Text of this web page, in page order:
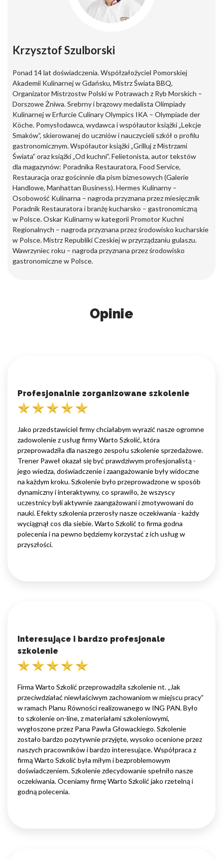
Krzysztof Szulborski
Ponad 14 lat doświadczenia. Współzałożyciel Pomorskiej
Akademii Kulinarnej w Gdańsku, Mistrz Świata BBQ,
Organizator Mistrzostw Polski w Potrawach z Ryb Morskich –
Dorszowe Żniwa. Srebrny i brązowy medalista Olimpiady
Kulinarnej w Erfurcie Culinary Olympics IKA – Olympiade der
Köche. Pomysłodawca, wydawca i współautor książki „Lekcje
Smaków”, skierowanej do uczniów i nauczycieli szkół o profilu
gastronomicznym. Współautor książki „Grilluj z Mistrzami
Świata” oraz książki „Od kuchni”. Felietonista, autor tekstów
dla magazynów: Poradnika Restauratora, Food Service,
Restauracja oraz gościnnie dla pism biznesowych (Galerie
Handlowe, Manhattan Business). Hermes Kulinarny –
Osobowość Kulinarna – nagroda przyznana przez miesięcznik
Poradnik Restauratora i branżę kucharsko – gastronomiczną
w Polsce. Oskar Kulinarny w kategorii Promotor Kuchni
Regionalnych – nagroda przyznana przez środowisko kucharskie
w Polsce. Mistrz Republiki Czeskiej w przyrządzaniu gulaszu.
Wawrzyniec roku – nagroda przyznana przez środowisko
gastronomiczne w Polsce.
Opinie
Profesjonalnie zorganizowane szkolenie
Jako przedstawiciel firmy chciałabym wyrazić nasze ogromne
zadowolenie z usług firmy Warto Szkolić, która
przeprowadziła dla naszego zespołu szkolenie sprzedażowe.
Trener Paweł okazał się być prawdziwym profesjonalistą -
jego wiedza, doświadczenie i zaangażowanie były widoczne
na każdym kroku. Szkolenie było przeprowadzone w sposób
dynamiczny i interaktywny, co sprawiło, że wszyscy
uczestnicy byli aktywnie zaangażowani i zmotywowani do
nauki. Efekty szkolenia przerosły nasze oczekiwania - każdy
wyciągnął cos dla siebie. Warto Szkolić to firma godna
polecenia i na pewno będziemy korzystać z ich usług w
przyszłości.
Interesujące i bardzo profesjonale
szkolenie
Firma Warto Szkolić przeprowadziła szkolenie nt. „Jak
przeciwdziałać niewłaściwym zachowaniom w miejscu pracy”
w ramach Planu Równości realizowanego w ING PAN. Było
to szkolenie on-line, z materiałami szkoleniowymi,
wygłoszone przez Pana Pawła Głowackiego. Szkolenie
zostało bardzo pozytywnie przyjęte, wysoko ocenione przez
naszych pracowników i bardzo interesujące. Współpraca z
firmą Warto Szkolić była miłym i bezproblemowym
doświadczeniem. Szkolenie zdecydowanie spełniło nasze
oczekiwania. Oceniamy firmę Warto Szkolić jako rzetelną i
godną polecenia.